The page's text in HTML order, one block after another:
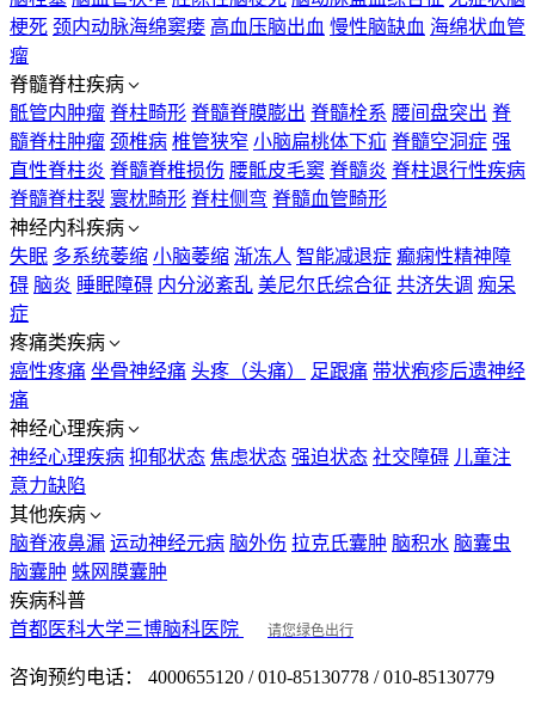
梗死 颈内动脉海绵窦瘘 高血压脑出血 慢性脑缺血 海绵状血管
瘤
脊髓脊柱疾病
骶管内肿瘤 脊柱畸形 脊髓脊膜膨出 脊髓栓系 腰间盘突出 脊
髓脊柱肿瘤 颈椎病 椎管狭窄 小脑扁桃体下疝 脊髓空洞症 强
直性脊柱炎 脊髓脊椎损伤 腰骶皮毛窦 脊髓炎 脊柱退行性疾病
脊髓脊柱裂 寰枕畸形 脊柱侧弯 脊髓血管畸形
神经内科疾病
失眠 多系统萎缩 小脑萎缩 渐冻人 智能减退症 癫痫性精神障
碍 脑炎 睡眠障碍 内分泌紊乱 美尼尔氏综合征 共济失调 痴呆
症
疼痛类疾病
癌性疼痛 坐骨神经痛 头疼（头痛） 足跟痛 带状疱疹后遗神经
痛
神经心理疾病
神经心理疾病 抑郁状态 焦虑状态 强迫状态 社交障碍 儿童注
意力缺陷
其他疾病
脑脊液鼻漏 运动神经元病 脑外伤 拉克氏囊肿 脑积水 脑囊虫
脑囊肿 蛛网膜囊肿
疾病科普
首都医科大学三博脑科医院
请您绿色出行
咨询预约电话： 4000655120 / 010-85130778 / 010-85130779